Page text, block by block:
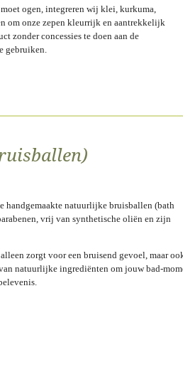
ogen, integreren wij klei, kurkuma,
om onze zepen kleurrijk en aantrekkelijk
zonder concessies te doen aan de
gebruiken.
handgemaakte natuurlijke bruisballen (bath
vrij van synthetische oliën en zijn
zorgt voor een bruisend gevoel, maar
natuurlijke ingrediënten om jouw bad-